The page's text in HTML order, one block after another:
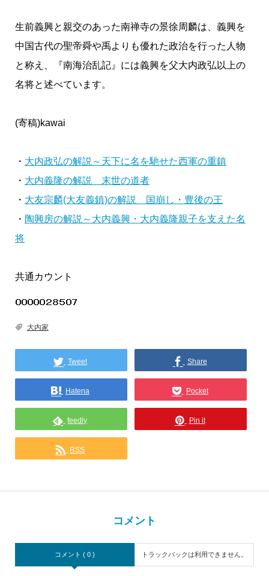
生前義興と親交のあった南禅寺の景徐周麟は、義興を
中国古代の聖帝舜や禹よりも優れた政治を行った人物
と称え、『南海治乱記』には義興を父大内政弘以上の
名将と述べています。
(寄稿)kawai
・ 大内政弘の解説～天下に名を馳せた西軍の重鎮
・ 大内義隆の解説 末世の道者
・ 大友宗麟(大友義鎮)の解説 国崩し・豊後の王
・ 陶興房の解説～大内義興・大内義隆親子を支えた名
将
共通カウント
大内家
Tweet Share
Hatena Pocket
feedly Pin it
RSS
コメント
コメント ( 0 ) トラックバックは利用できません。